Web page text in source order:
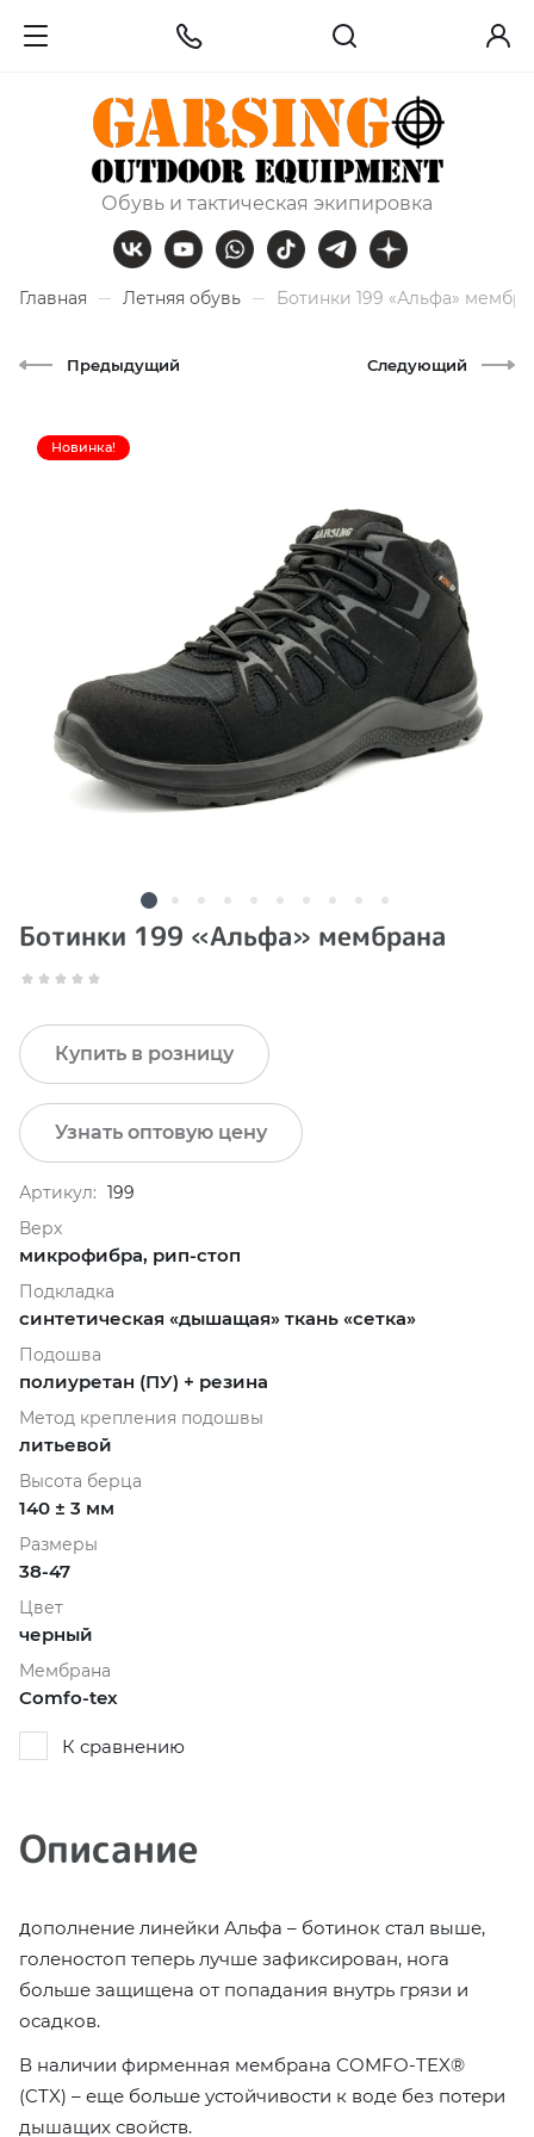
Обувь и тактическая экипировка
Главная Летняя обувь Ботинки 199 «Альфа»
Предыдущий Следующий
Новинка!
Ботинки 199 «Альфа» мембрана
Узнать оптовую цену
Купить в розницу
Артикул: 199
Верх
микрофибра, рип-стоп
Подкладка
синтетическая «дышащая» ткань «сетка»
Подошва
полиуретан (ПУ) + резина
Метод крепления подошвы
литьевой
Высота берца
140 ± 3 мм
Размеры
38-47
Цвет
черный
Мембрана
Comfo-tex
К сравнению
Описание
Дополнение линейки Альфа – ботинок стал выше,
голеностоп теперь лучше зафиксирован, нога
больше защищена от попадания внутрь грязи и
осадков.
В наличии фирменная мембрана COMFO-TEX®️
(CTX) – еще больше устойчивости к воде без потери
дышащих свойств.